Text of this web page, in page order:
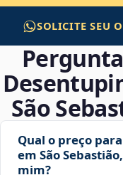
SOLICITE SEU
São
Qual o preço
em São
mim?